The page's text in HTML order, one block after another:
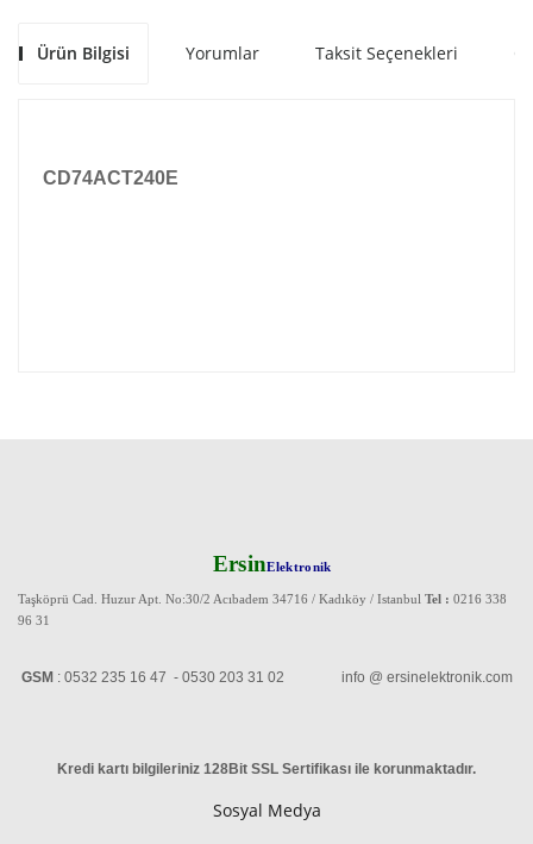
Ürün Bilgisi Yorumlar Taksit Seçenekleri
CD74ACT240E
ErsinElektronik
Taşköprü Cad. Huzur Apt. No:30/2 Acıbadem 34716 / Kadıköy / Istanbul Tel : 0216 338
96 31
GSM : 0532 235 16 47 - 0530 203 31 02 info @ ersinelektronik.com
Kredi kartı bilgileriniz 128Bit SSL Sertifikası ile korunmaktadır.
Sosyal Medya